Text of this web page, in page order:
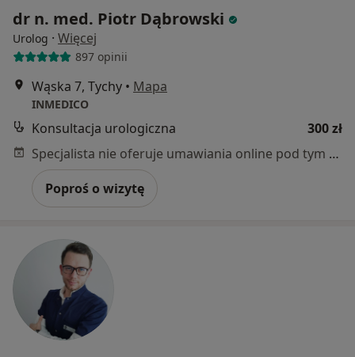
dr n. med. Piotr Dąbrowski
Urolog · Więcej
897 opinii
Wąska 7, Tychy • Mapa
INMEDICO
Konsultacja urologiczna
300 zł
Specjalista nie oferuje umawiania online pod tym adresem.
Poproś o wizytę